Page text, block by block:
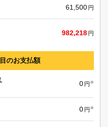
61,500 円
982,218 円
のお支払額
0 円 ※
0 円 ※